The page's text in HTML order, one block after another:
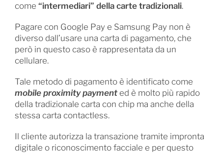
come “intermediari” della carte tradizionali.
Pagare con Google Pay e Samsung Pay non è
diverso dall’usare una carta di pagamento, che
però in questo caso è rappresentata da un
cellulare.
Tale metodo di pagamento è identificato come
mobile proximity paymented è molto più rapido
della tradizionale carta con chip ma anche della
stessa carta contactless.
Il cliente autorizza la transazione tramite impronta
digitale o riconoscimento facciale e per questo